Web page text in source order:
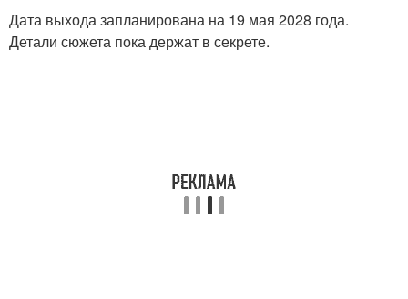
Дата выхода запланирована на 19 мая 2028 года.
Детали сюжета пока держат в секрете.